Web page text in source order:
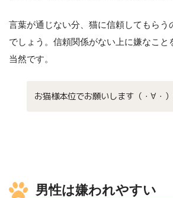
言葉が通じない分、猫に信頼してもらう
でしょう。信頼関係がない上に嫌なこと
当然です。
お猫様本位でお願いします（・∀・
男性は嫌われやすい